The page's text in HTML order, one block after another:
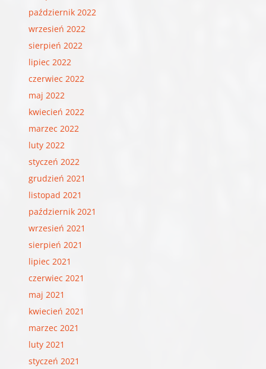
październik 2022
wrzesień 2022
sierpień 2022
lipiec 2022
czerwiec 2022
maj 2022
kwiecień 2022
marzec 2022
luty 2022
styczeń 2022
grudzień 2021
listopad 2021
październik 2021
wrzesień 2021
sierpień 2021
lipiec 2021
czerwiec 2021
maj 2021
kwiecień 2021
marzec 2021
luty 2021
styczeń 2021